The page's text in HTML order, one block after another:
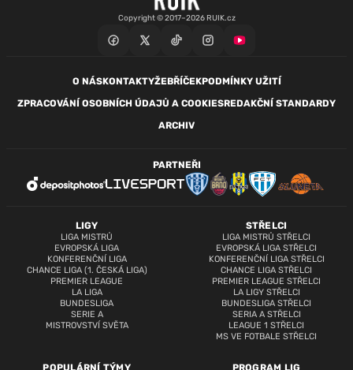
Copyright © 2017–2026 RUIK.cz
O NÁSKONTAKTYŽEBŘÍČEKPODMÍNKY UŽITÍ
ZPRACOVÁNÍ OSOBNÍCH ÚDAJŮ A COOKIESREDAKČNÍ STANDARDY
ARCHIV
LIGY
LIGA MISTRŮ
EVROPSKÁ LIGA
KONFERENČNÍ LIGA
CHANCE LIGA (1. ČESKÁ LIGA)
PREMIER LEAGUE
LA LIGA
BUNDESLIGA
SERIE A
MISTROVSTVÍ SVĚTA
STŘELCI
LIGA MISTRŮ STŘELCI
EVROPSKÁ LIGA STŘELCI
KONFERENČNÍ LIGA STŘELCI
CHANCE LIGA STŘELCI
PREMIER LEAGUE STŘELCI
LA LIGY STŘELCI
BUNDESLIGA STŘELCI
SERIA A STŘELCI
LEAGUE 1 STŘELCI
MS VE FOTBALE STŘELCI
POPULÁRNÍ TÝMY PROGRAM LIG
PARTNEŘI